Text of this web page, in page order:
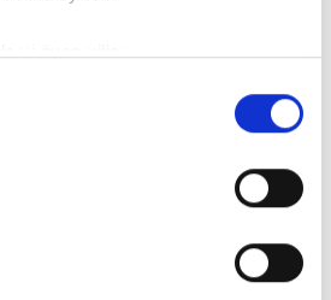
på upp till flera meter
dina personliga uppgifter
tillbaka ditt samtycke när som
några av
som driver